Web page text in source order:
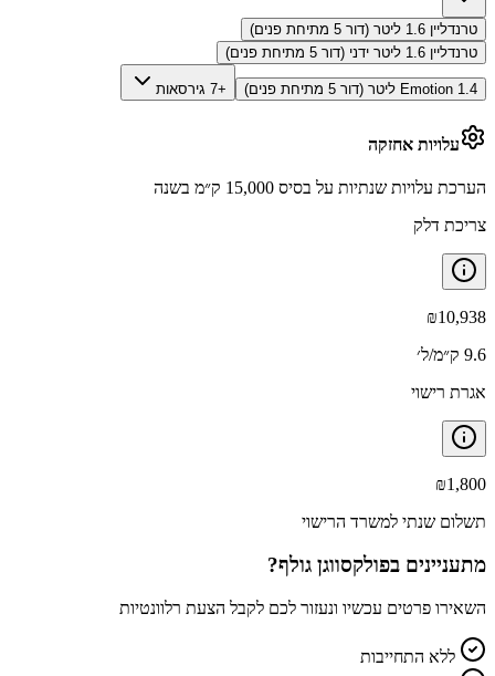
טרנדליין 1.6 ליטר (דור 5 מתיחת פנים)
טרנדליין 1.6 ליטר ידני (דור 5 מתיחת פנים)
Emotion 1.4 ליטר (דור 5 מתיחת פנים) +7 גירסאות
עלויות אחזקה
הערכת עלויות שנתיות על בסיס 15,000 ק״מ בשנה
צריכת דלק
₪10,938
9.6 ק״מ/ל׳
אגרת רישוי
₪1,800
תשלום שנתי למשרד הרישוי
מתעניינים בפולקסווגן גולף?
השאירו פרטים עכשיו ונעזור לכם לקבל הצעת רלוונטיות
ללא התחייבות